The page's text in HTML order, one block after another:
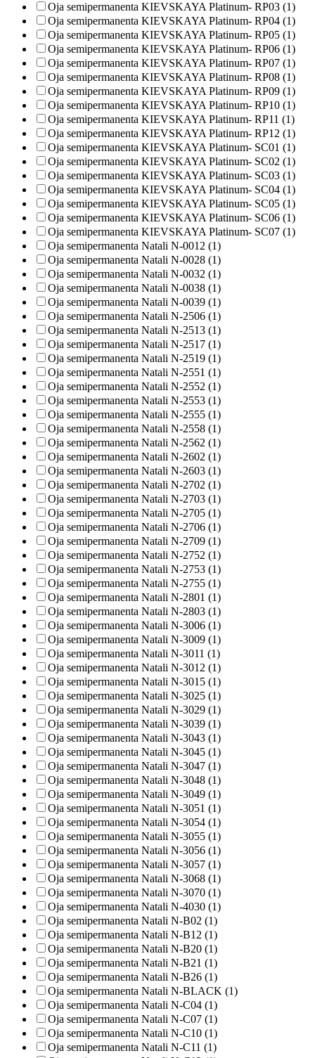
Oja semipermanenta KIEVSKAYA Platinum- RP03 (1)
Oja semipermanenta KIEVSKAYA Platinum- RP04 (1)
Oja semipermanenta KIEVSKAYA Platinum- RP05 (1)
Oja semipermanenta KIEVSKAYA Platinum- RP06 (1)
Oja semipermanenta KIEVSKAYA Platinum- RP07 (1)
Oja semipermanenta KIEVSKAYA Platinum- RP08 (1)
Oja semipermanenta KIEVSKAYA Platinum- RP09 (1)
Oja semipermanenta KIEVSKAYA Platinum- RP10 (1)
Oja semipermanenta KIEVSKAYA Platinum- RP11 (1)
Oja semipermanenta KIEVSKAYA Platinum- RP12 (1)
Oja semipermanenta KIEVSKAYA Platinum- SC01 (1)
Oja semipermanenta KIEVSKAYA Platinum- SC02 (1)
Oja semipermanenta KIEVSKAYA Platinum- SC03 (1)
Oja semipermanenta KIEVSKAYA Platinum- SC04 (1)
Oja semipermanenta KIEVSKAYA Platinum- SC05 (1)
Oja semipermanenta KIEVSKAYA Platinum- SC06 (1)
Oja semipermanenta KIEVSKAYA Platinum- SC07 (1)
Oja semipermanenta Natali N-0012 (1)
Oja semipermanenta Natali N-0028 (1)
Oja semipermanenta Natali N-0032 (1)
Oja semipermanenta Natali N-0038 (1)
Oja semipermanenta Natali N-0039 (1)
Oja semipermanenta Natali N-2506 (1)
Oja semipermanenta Natali N-2513 (1)
Oja semipermanenta Natali N-2517 (1)
Oja semipermanenta Natali N-2519 (1)
Oja semipermanenta Natali N-2551 (1)
Oja semipermanenta Natali N-2552 (1)
Oja semipermanenta Natali N-2553 (1)
Oja semipermanenta Natali N-2555 (1)
Oja semipermanenta Natali N-2558 (1)
Oja semipermanenta Natali N-2562 (1)
Oja semipermanenta Natali N-2602 (1)
Oja semipermanenta Natali N-2603 (1)
Oja semipermanenta Natali N-2702 (1)
Oja semipermanenta Natali N-2703 (1)
Oja semipermanenta Natali N-2705 (1)
Oja semipermanenta Natali N-2706 (1)
Oja semipermanenta Natali N-2709 (1)
Oja semipermanenta Natali N-2752 (1)
Oja semipermanenta Natali N-2753 (1)
Oja semipermanenta Natali N-2755 (1)
Oja semipermanenta Natali N-2801 (1)
Oja semipermanenta Natali N-2803 (1)
Oja semipermanenta Natali N-3006 (1)
Oja semipermanenta Natali N-3009 (1)
Oja semipermanenta Natali N-3011 (1)
Oja semipermanenta Natali N-3012 (1)
Oja semipermanenta Natali N-3015 (1)
Oja semipermanenta Natali N-3025 (1)
Oja semipermanenta Natali N-3029 (1)
Oja semipermanenta Natali N-3039 (1)
Oja semipermanenta Natali N-3043 (1)
Oja semipermanenta Natali N-3045 (1)
Oja semipermanenta Natali N-3047 (1)
Oja semipermanenta Natali N-3048 (1)
Oja semipermanenta Natali N-3049 (1)
Oja semipermanenta Natali N-3051 (1)
Oja semipermanenta Natali N-3054 (1)
Oja semipermanenta Natali N-3055 (1)
Oja semipermanenta Natali N-3056 (1)
Oja semipermanenta Natali N-3057 (1)
Oja semipermanenta Natali N-3068 (1)
Oja semipermanenta Natali N-3070 (1)
Oja semipermanenta Natali N-4030 (1)
Oja semipermanenta Natali N-B02 (1)
Oja semipermanenta Natali N-B12 (1)
Oja semipermanenta Natali N-B20 (1)
Oja semipermanenta Natali N-B21 (1)
Oja semipermanenta Natali N-B26 (1)
Oja semipermanenta Natali N-BLACK (1)
Oja semipermanenta Natali N-C04 (1)
Oja semipermanenta Natali N-C07 (1)
Oja semipermanenta Natali N-C10 (1)
Oja semipermanenta Natali N-C11 (1)